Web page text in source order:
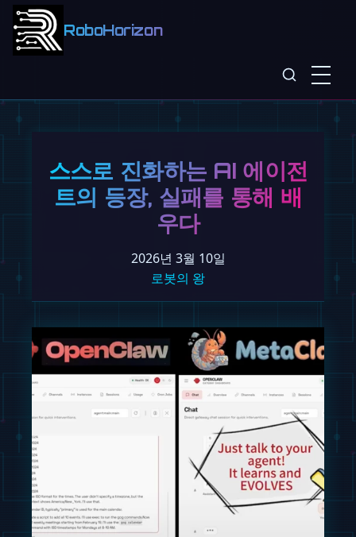
RoboHorizon
스스로 진화하는 AI 에이전
트의 등장, 실패를 통해 배
우다
2026년 3월 10일
로봇의 왕